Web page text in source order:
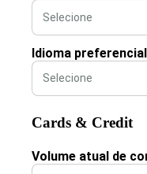
Idioma preferencial
Cards & Credit
Volume atual de